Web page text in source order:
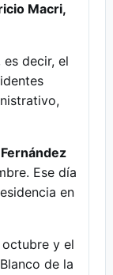
Macri,
decir, el
Ese día
en
y el
de la